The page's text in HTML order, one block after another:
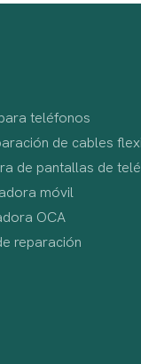
teléfonos
de cables
de pantallas de
móvil
OCA
reparación